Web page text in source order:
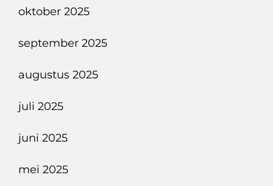
oktober 2025
september 2025
augustus 2025
juli 2025
juni 2025
mei 2025